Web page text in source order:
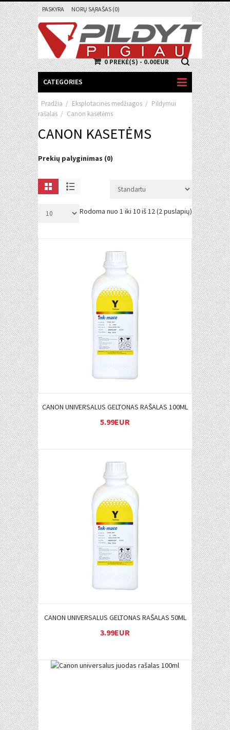
PASKYRA NORŲ SĄRAŠAS (0)
0 PREKĖ(S) - 0.00EUR
CATEGORIES
Pradžia / Eksplotacinės medžiagos / Pildymui
rašalas / Canon kasetėms
CANON KASETĖMS
Prekių palyginimas (0)
Rodoma nuo 1 iki 10 iš 12 (2 puslapių)
Į KREPŠELĮ
CANON UNIVERSALUS GELTONAS RAŠALAS 100ML
5.99EUR
Į KREPŠELĮ
CANON UNIVERSALUS GELTONAS RAŠALAS 50ML
3.99EUR